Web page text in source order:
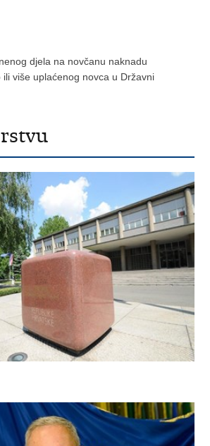
djela na novčanu naknadu
ili više uplaćenog novca u Državni